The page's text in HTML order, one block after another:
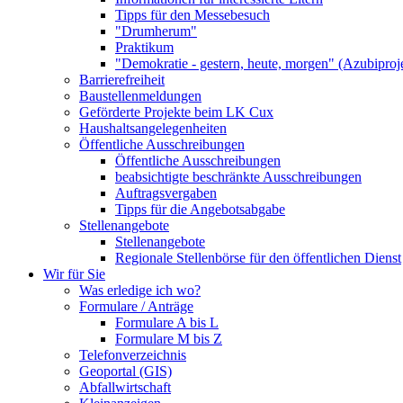
Tipps für den Messebesuch
"Drumherum"
Praktikum
"Demokratie - gestern, heute, morgen"
Barrierefreiheit
Baustellenmeldungen
Geförderte Projekte beim LK Cux
Haushaltsangelegenheiten
Öffentliche Ausschreibungen
Öffentliche Ausschreibungen
beabsichtigte beschränkte Ausschreibungen
Auftragsvergaben
Tipps für die Angebotsabgabe
Stellenangebote
Stellenangebote
Regionale Stellenbörse für den öffentlichen Dienst
Wir für Sie
Was erledige ich wo?
Formulare / Anträge
Formulare A bis L
Formulare M bis Z
Telefonverzeichnis
Geoportal (GIS)
Abfallwirtschaft